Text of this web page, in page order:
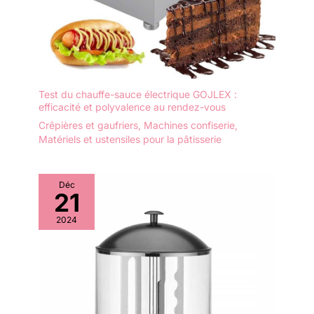
Test du chauffe-sauce électrique GOJLEX :
efficacité et polyvalence au rendez-vous
Crêpières et gaufriers Machines confiserie
Matériels et ustensiles pour la pâtisserie
Déc
21
2024